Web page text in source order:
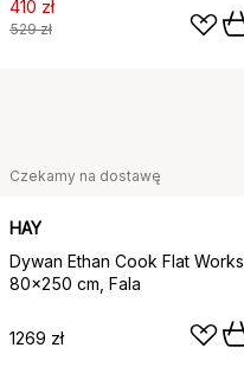
410 zł
529 zł
Czekamy na dostawę
HAY
Dywan Ethan Cook Flat Works
80x250 cm, Fala
1269 zł